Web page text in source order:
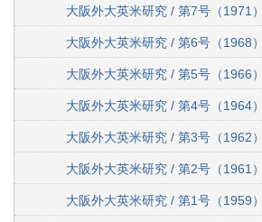
大阪外大英米研究 / 第7号（1971）
大阪外大英米研究 / 第6号（1968）
大阪外大英米研究 / 第5号（1966）
大阪外大英米研究 / 第4号（1964）
大阪外大英米研究 / 第3号（1962）
大阪外大英米研究 / 第2号（1961）
大阪外大英米研究 / 第1号（1959）